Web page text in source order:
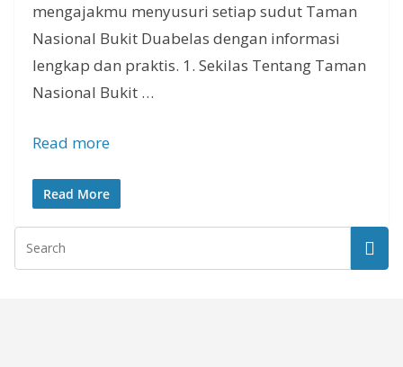
mengajakmu menyusuri setiap sudut Taman
Nasional Bukit Duabelas dengan informasi
lengkap dan praktis. 1. Sekilas Tentang Taman
Nasional Bukit …
Read more
Read More